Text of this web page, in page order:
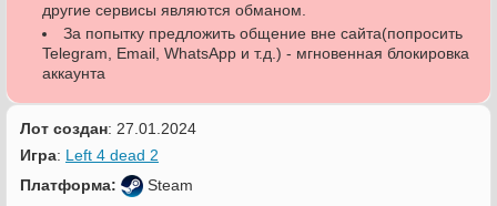
другие сервисы являются обманом.
За попытку предложить общение вне сайта(попросить
Telegram, Email, WhatsApp и т.д.) - мгновенная блокировка
аккаунта
Лот создан: 27.01.2024
Игра: Left 4 dead 2
Платформа:
Steam